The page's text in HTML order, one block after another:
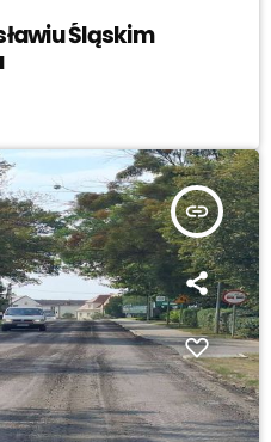
Śląskim
insert_link